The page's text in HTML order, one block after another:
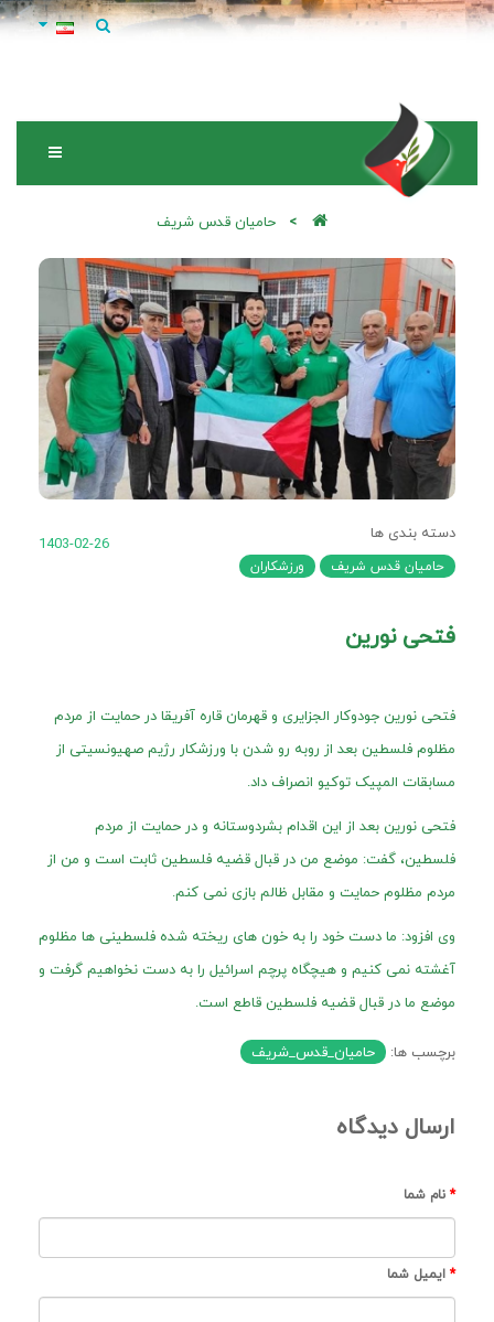
حامیان قدس شریف
1403-02-26 دسته بندی ها
حامیان قدس شریف ورزشکاران
فتحی نورین
فتحی نورین جودوکار الجزایری و قهرمان قاره آفریقا در حمایت از مردم
مظلوم فلسطین بعد از روبه رو شدن با ورزشکار رژیم صهیونسیتی از
مسابقات المپیک توکیو انصراف داد.
فتحی نورین بعد از این اقدام بشردوستانه و در حمایت از مردم
فلسطین، گفت: موضع من در قبال قضیه فلسطین ثابت است و من از
مردم مظلوم حمایت و مقابل ظالم بازی نمی کنم.
وی افزود: ما دست خود را به خون های ریخته شده فلسطینی ها مظلوم
آغشته نمی کنیم و هیچگاه پرچم اسرائیل را به دست نخواهیم گرفت و
موضع ما در قبال قضیه فلسطین قاطع است.
برچسب ها: حامیان_قدس_شریف
ارسال دیدگاه
نام شما
ایمیل شما